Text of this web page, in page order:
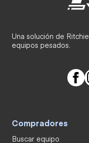
Una solución de
equipos pesados.
Compradores
Buscar equipo